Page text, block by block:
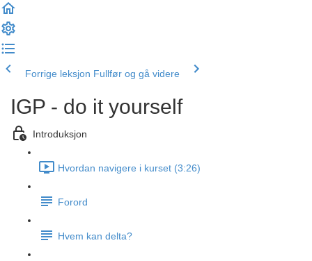
Forrige leksjon Fullfør og gå videre
IGP - do it yourself
Introduksjon
Hvordan navigere i kurset (3:26)
Forord
Hvem kan delta?